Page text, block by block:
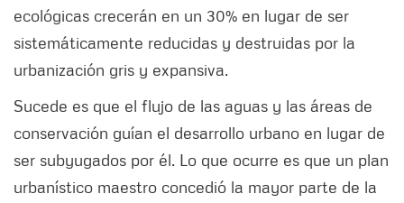
ecológicas crecerán en un 30% en lugar de ser
sistemáticamente reducidas y destruidas por la
urbanización gris y expansiva.
Sucede es que el flujo de las aguas y las áreas de
conservación guían el desarrollo urbano en lugar de
ser subyugados por él. Lo que ocurre es que un plan
urbanístico maestro concedió la mayor parte de la